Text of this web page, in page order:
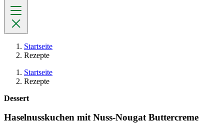
Startseite
Rezepte
Startseite
Rezepte
Dessert
Haselnusskuchen mit Nuss-Nougat Buttercreme